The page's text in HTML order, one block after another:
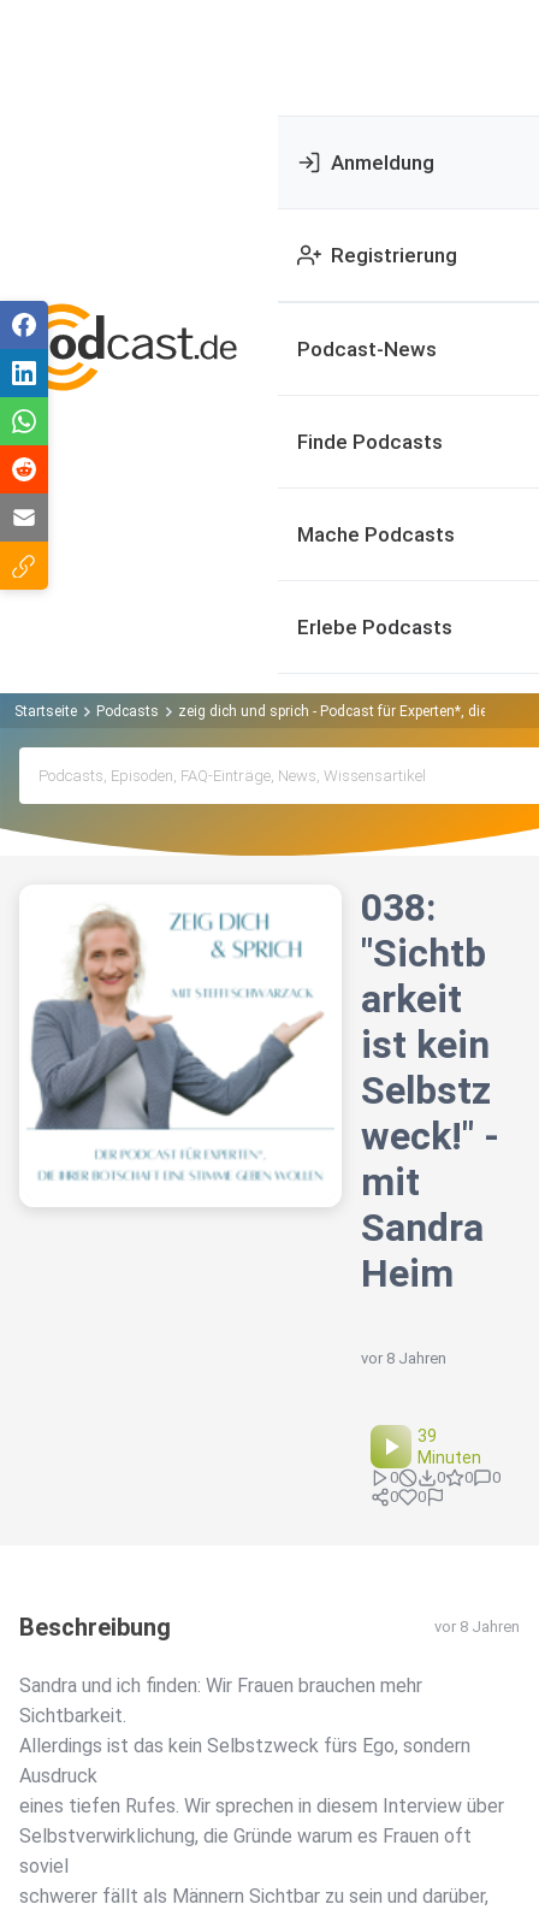
Anmeldung
Registrierung
Podcast-News
Finde Podcasts
Mache Podcasts
Erlebe Podcasts
Startseite Podcasts zeig dich und sprich - Podcast für Experten*, die ihrer
038:
"Sichtb
arkeit
ist kein
Selbstz
weck!" -
mit
Sandra
Heim
vor 8 Jahren
39
Minuten
0 0 0
0
0
0
Beschreibung vor 8 Jahren
Sandra und ich finden: Wir Frauen brauchen mehr
Sichtbarkeit.
Allerdings ist das kein Selbstzweck fürs Ego, sondern
Ausdruck
eines tiefen Rufes. Wir sprechen in diesem Interview über
Selbstverwirklichung, die Gründe warum es Frauen oft
soviel
schwerer fällt als Männern Sichtbar zu sein und darüber,